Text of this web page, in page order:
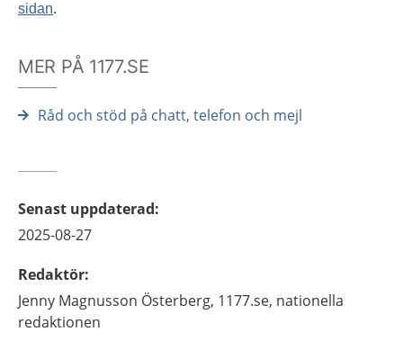
sidan.
MER PÅ 1177.SE
Råd och stöd på chatt, telefon och mejl
Senast uppdaterad:
2025-08-27
Redaktör:
Jenny Magnusson Österberg, 1177.se, nationella
redaktionen